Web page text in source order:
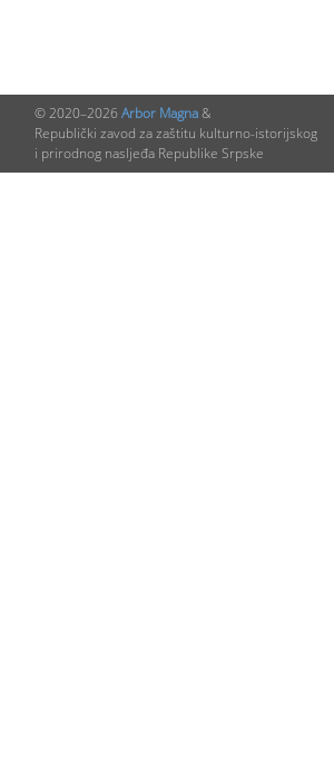
© 2020–2026 Arbor Magna&
Republički zavod za zaštitu kulturno-istorijskog
i prirodnog nasljeđa Republike Srpske